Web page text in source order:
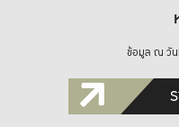
ข้อมูล ณ วัน